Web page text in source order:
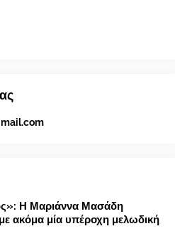
Η Μαριάννα Μασάδη
ακόμα μία υπέροχη μελωδική